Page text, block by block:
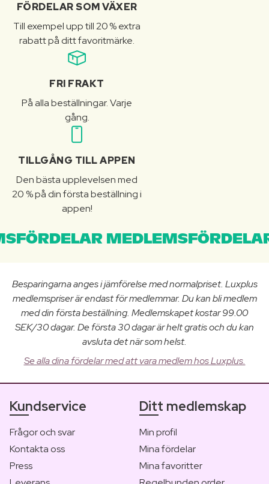
FÖRDELAR SOM VÄXER
Till exempel upp till 20 % extra
rabatt på ditt favoritmärke.
FRI FRAKT
På alla beställningar. Varje
gång.
TILLGÅNG TILL APPEN
Den bästa upplevelsen med
20 % på din första beställning i
appen!
Besparingarna anges i jämförelse med normalpriset. Luxplus
medlemspriser är endast för medlemmar. Du kan bli medlem
med din första beställning. Medlemskapet kostar 99.00
SEK/30 dagar. De första 30 dagar är helt gratis och du kan
avsluta det när som helst.
Se alla dina fördelar med att vara medlem hos Luxplus.
Kundservice
Frågor och svar
Kontakta oss
Press
Ditt medlemskap
Min profil
Mina fördelar
Mina favoritter